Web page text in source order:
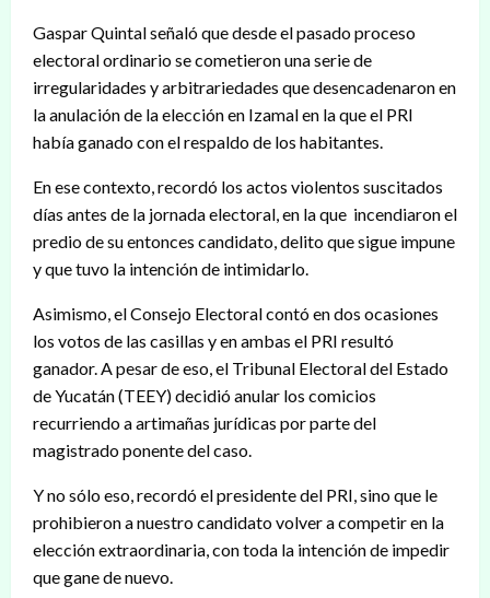
Gaspar Quintal señaló que desde el pasado proceso
electoral ordinario se cometieron una serie de
irregularidades y arbitrariedades que desencadenaron en
la anulación de la elección en Izamal en la que el PRI
había ganado con el respaldo de los habitantes.
En ese contexto, recordó los actos violentos suscitados
días antes de la jornada electoral, en la que incendiaron el
predio de su entonces candidato, delito que sigue impune
y que tuvo la intención de intimidarlo.
Asimismo, el Consejo Electoral contó en dos ocasiones
los votos de las casillas y en ambas el PRI resultó
ganador. A pesar de eso, el Tribunal Electoral del Estado
de Yucatán (TEEY) decidió anular los comicios
recurriendo a artimañas jurídicas por parte del
magistrado ponente del caso.
Y no sólo eso, recordó el presidente del PRI, sino que le
prohibieron a nuestro candidato volver a competir en la
elección extraordinaria, con toda la intención de impedir
que gane de nuevo.